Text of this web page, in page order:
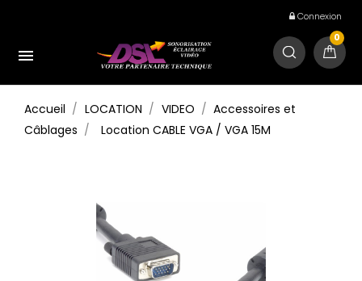
Connexion

0
Accueil LOCATION VIDEO
Accessoires et
Câblages
Location CABLE VGA / VGA 15M